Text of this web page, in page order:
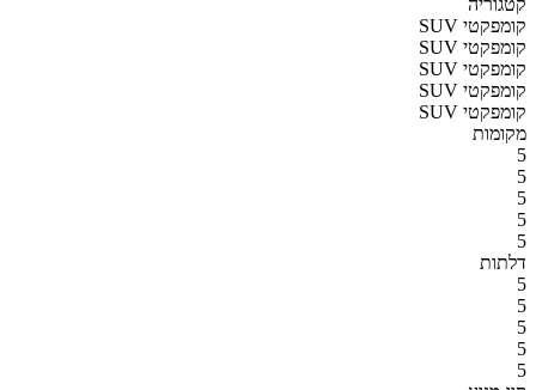
SUV קומפקטי
SUV קומפקטי
SUV קומפקטי
SUV קומפקטי
SUV קומפקטי
מקומות
5
5
5
5
5
דלתות
5
5
5
5
5